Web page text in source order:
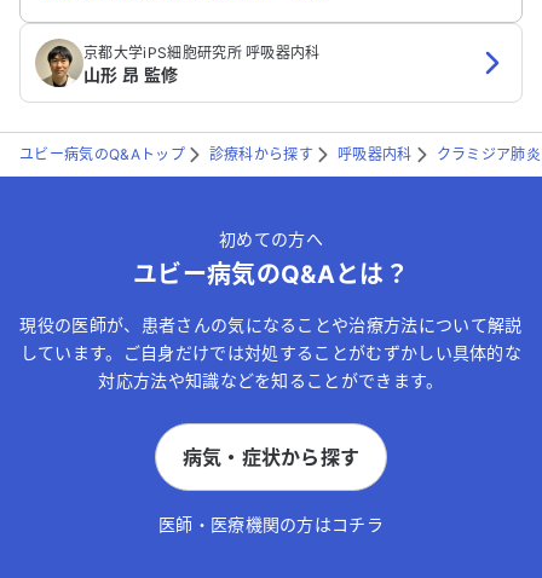
京都大学iPS細胞研究所 呼吸器内科
山形 昂 監修
ユビー病気のQ&Aトップ 診療科から探す 呼吸器内科 クラミジア肺炎
初めての方へ
ユビー病気のQ&Aとは？
現役の医師が、患者さんの気になることや治療方法について解説
しています。ご自身だけでは対処することがむずかしい具体的な
対応方法や知識などを知ることができます。
病気・症状から探す
医師・医療機関の方はコチラ